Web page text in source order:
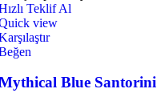
Teklif Al
view
Blue Santorini